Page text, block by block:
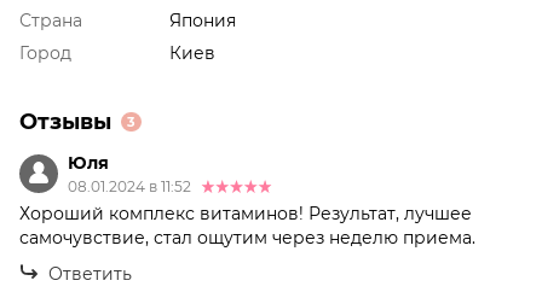
Страна
Япония
Город
Киев
Отзывы 3
Юля
08.01.2024 в 11:52
Хороший комплекс витаминов! Результат, лучшее
самочувствие, стал ощутим через неделю приема.
Ответить